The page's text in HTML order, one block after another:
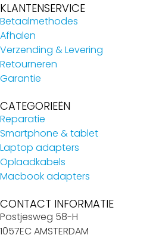
KLANTENSERVICE
Betaalmethodes
Afhalen
Verzending & Levering
Retourneren
Garantie
CATEGORIEËN
Reparatie
Smartphone & tablet
Laptop adapters
Oplaadkabels
Macbook adapters
CONTACT INFORMATIE
Postjesweg 58-H
1057EC AMSTERDAM